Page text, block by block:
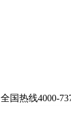
全国热线4000-